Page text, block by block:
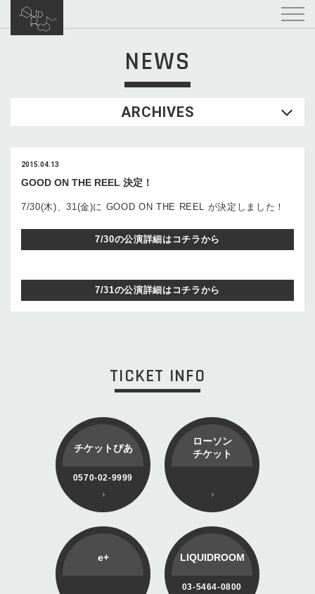
NEWS
ARCHIVES
2015.04.13
GOOD ON THE REEL 決定！
7/30(木)、31(金)に GOOD ON THE REEL が決定しました！
7/30の公演詳細はコチラから
7/31の公演詳細はコチラから
TICKET INFO
チケットぴあ
0570-02-9999
ローソン
チケット
e+ LIQUIDROOM
03-5464-0800